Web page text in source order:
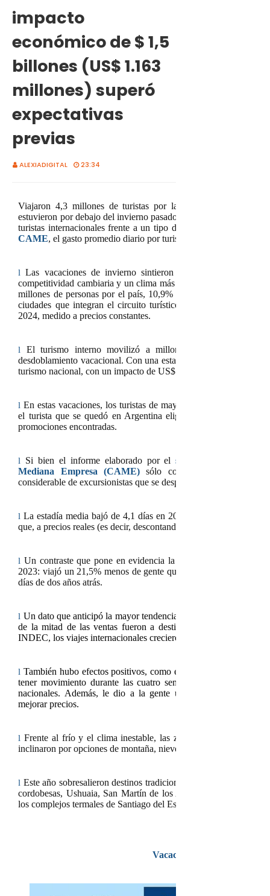
impacto
económico de $ 1,5
billones (US$ 1.163
millones) superó
expectativas
previas
ALEXIADIGITAL 23:34
Viajaron 4,3 millones de turistas por las vacaciones de
estuvieron por debajo del invierno pasado. Incidieron la situación
turistas internacionales frente a un tipo de cambio menos
CAME, el gasto promedio diario por turista rondó los $ 89.000 y
l Las vacaciones de invierno sintieron la caída en el poder
competitividad cambiaria y un clima más frio y lluvioso de lo
millones de personas por el país, 10,9% menos que el año
ciudades que integran el circuito turístico nacional. El impacto
2024, medido a precios constantes.
l
El turismo interno movilizó a millones de argentinos en
desdoblamiento vacacional. Con una estadía menor, pero con
turismo nacional, con un impacto de US$ 1.163 millones de
l En estas vacaciones, los turistas de mayor poder adquisitivo
el turista que se quedó en Argentina eligió mayormente los
promociones encontradas.
l Si bien el informe elaborado por elsector Turismo de la
Mediana Empresa (CAME) sólo contabilizó turistas,
considerable de excursionistas que se desplazaron por todo el país.
l La estadía media bajó de 4,1 días en 2024 a 3,9 este año y el
que, a precios reales (es decir, descontando la inflación), resultó
l Un contraste que pone en evidencia la difícil situación del
2023: viajó un 21,5% menos de gente que ese año
días de dos años atrás.
l Un dato que anticipó la mayor tendencia a viajar fuera del país
de la mitad de las ventas fueron a destinos internacionales.
INDEC, los viajes internacionales crecieron 67% interanual en el
l También hubo efectos positivos, como el escalonamiento de
tener movimiento durante las cuatro semanas del mes de
nacionales. Además, le dio a la gente un abanico más
mejorar precios.
l Frente al frío y el clima inestable, las zonas de playas
inclinaron por opciones de montaña, nieve, termales y turismo
l Este año sobresalieron destinos tradicionales como Bariloche,
cordobesas, Ushuaia, San Martín de los Andes, Villa La
los complejos termales de Santiago del Estero y de Entre Ríos.
Vacaciones de invierno 2025